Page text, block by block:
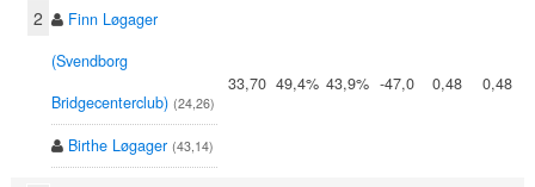
2
Finn Løgager
(Svendborg
Bridgecenterclub) (24,26)
Birthe Løgager (43,14)
33,70 49,4% 43,9% -47,0 0,48 0,48